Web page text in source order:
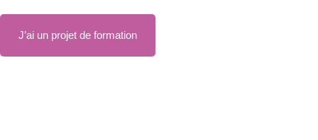
J’ai un projet de formation